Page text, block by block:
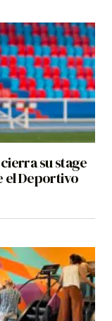
su stage
el Deportivo